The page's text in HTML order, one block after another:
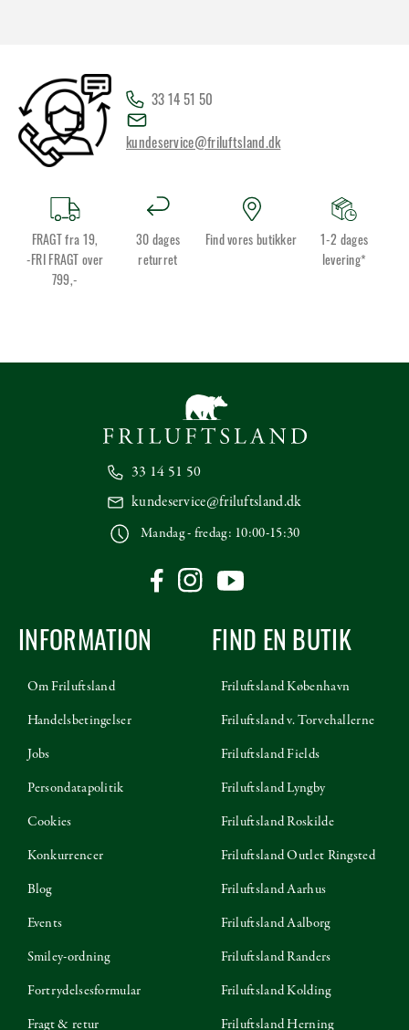
33 14 51 50
kundeservice@friluftsland.dk
FRAGT fra 19,
-FRI FRAGT over
799,-
30 dages
returret
Find vores butikker
1-2 dages
levering*
33 14 51 50
kundeservice@friluftsland.dk
Mandag - fredag: 10:00-15:30
INFORMATION
Om Friluftsland
Handelsbetingelser
Jobs
Persondatapolitik
Cookies
Konkurrencer
Blog
Events
Smiley-ordning
Fortrydelsesformular
Fragt & retur
FIND EN BUTIK
Friluftsland København
Friluftsland v. Torvehallerne
Friluftsland Fields
Friluftsland Lyngby
Friluftsland Roskilde
Friluftsland Outlet Ringsted
Friluftsland Aarhus
Friluftsland Aalborg
Friluftsland Randers
Friluftsland Kolding
Friluftsland Herning